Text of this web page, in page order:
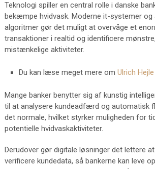
Teknologi spiller en central rolle i danske
bekæmpe hvidvask. Moderne it-systemer og
algoritmer gør det muligt at overvåge et
transaktioner i realtid og identificere
mistænkelige aktiviteter.
Du kan læse meget mere omUlrich Hejle
Mange banker benytter sig af kunstig
til at analysere kundeadfærd og automatisk
det normale, hvilket styrker muligheden for
potentielle hvidvaskaktiviteter.
Derudover gør digitale løsninger det lettere
verificere kundedata, så bankerne kan leve